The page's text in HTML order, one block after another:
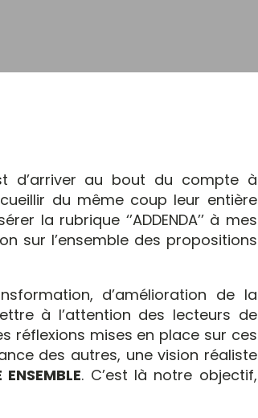
d’arriver au bout du compte à
du même coup leur entière
la rubrique ‘’ADDENDA’’ à mes
sur l’ensemble des propositions
d’amélioration de la
à l’attention des lecteurs de
réflexions mises en place sur ces
des autres, une vision réaliste
ENSEMBLE. C’est là notre objectif,